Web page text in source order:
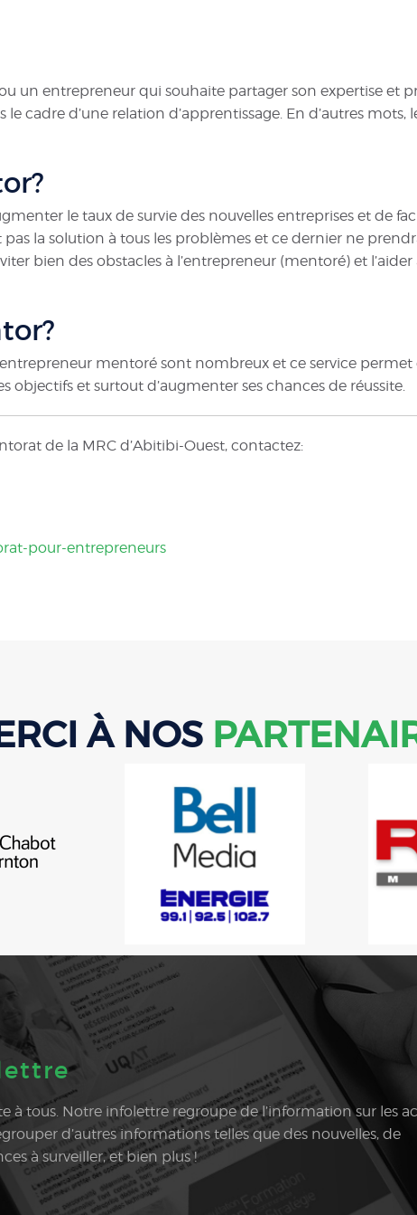
un entrepreneur qui souhaite partager son expertise et
cadre d’une relation d’apprentissage. En d’autres
le taux de survie des nouvelles entreprises et de
la solution à tous les problèmes et ce dernier ne
bien des obstacles à l’entrepreneur (mentoré) et
mentoré sont nombreux et ce service permet
objectifs et surtout d’augmenter ses chances de réussite.
de la MRC d’Abitibi-Ouest, contactez:
pour-entrepreneurs
À NOS
à tous. Notre infolettre regroupe de l’information sur les
d’autres informations telles que des nouvelles, de
à surveiller, et bien plus !